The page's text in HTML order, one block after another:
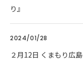
り』
2024/01/28
２月12日 くまもり広